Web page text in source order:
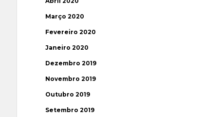
Março 2020
Fevereiro 2020
Janeiro 2020
Dezembro 2019
Novembro 2019
Outubro 2019
Setembro 2019